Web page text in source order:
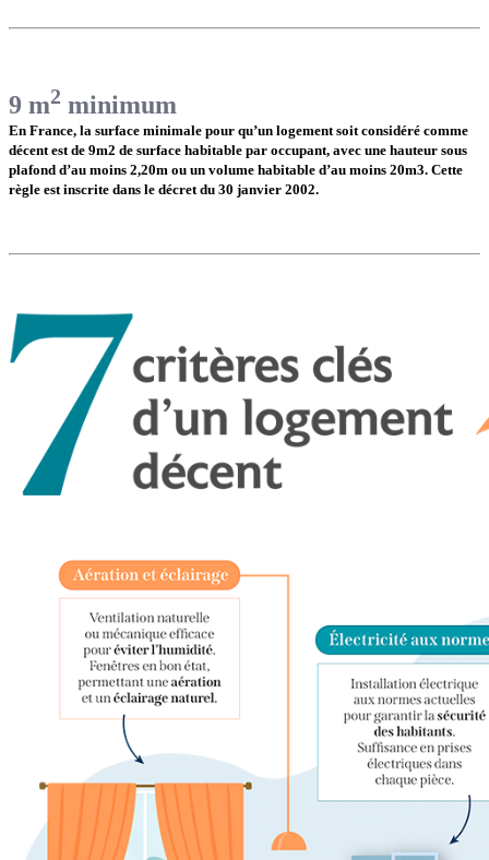
9 m2 minimum
En France, la surface minimale pour qu’un logement soit considéré comme
décent est de 9m2 de surface habitable par occupant, avec une hauteur sous
plafond d’au moins 2,20m ou un volume habitable d’au moins 20m3. Cette
règle est inscrite dans le décret du 30 janvier 2002.